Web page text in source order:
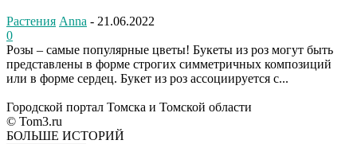
Растения Anna - 21.06.2022
0
Розы – самые популярные цветы! Букеты из роз могут быть
представлены в форме строгих симметричных композиций
или в форме сердец. Букет из роз ассоциируется с...
Городской портал Томска и Томской области
© Tom3.ru
БОЛЬШЕ ИСТОРИЙ